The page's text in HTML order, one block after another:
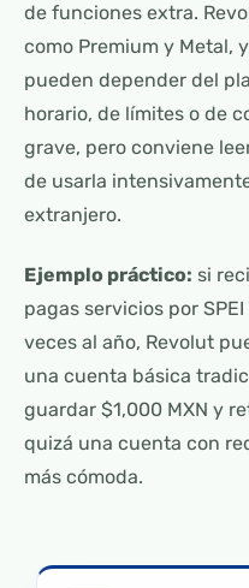
de funciones extra.
como Premium y Metal,
pueden depender del
horario, de límites o de
grave, pero conviene
de usarla
extranjero.
Ejemplo práctico: si
pagas servicios por
veces al año, Revolut
una cuenta básica
guardar $1,000 MXN y
quizá una cuenta con
más cómoda.